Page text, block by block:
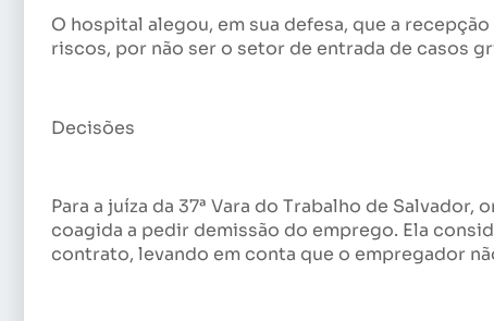
O hospital alegou, em sua defesa, que a
riscos, por não ser o setor de entrada de casos
Decisões
Para a juíza da 37ª Vara do Trabalho de
coagida a pedir demissão do emprego. Ela
contrato, levando em conta que o empregador